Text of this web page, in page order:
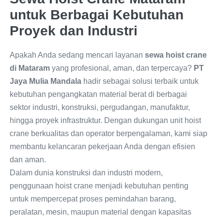
untuk Berbagai Kebutuhan
Proyek dan Industri
Apakah Anda sedang mencari layanan sewa hoist crane
di Mataram yang profesional, aman, dan terpercaya? PT
Jaya Mulia Mandala hadir sebagai solusi terbaik untuk
kebutuhan pengangkatan material berat di berbagai
sektor industri, konstruksi, pergudangan, manufaktur,
hingga proyek infrastruktur. Dengan dukungan unit hoist
crane berkualitas dan operator berpengalaman, kami siap
membantu kelancaran pekerjaan Anda dengan efisien
dan aman.
Dalam dunia konstruksi dan industri modern,
penggunaan hoist crane menjadi kebutuhan penting
untuk mempercepat proses pemindahan barang,
peralatan, mesin, maupun material dengan kapasitas